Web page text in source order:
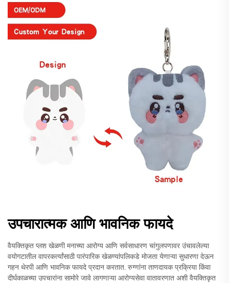
उपचारात्मक आणि भावनिक फायदे
वैयक्तिकृत प्लश खेळणी मनाच्या आरोग्य आणि सर्वसाधारण चांगुलपणावर उंचावलेल्या
वयोगटातील वापरकर्त्यांसाठी पारंपारिक खेळण्यांपलिकडे मोजता येणाऱ्या सुधारणा देऊन
गहन थेरपी आणि भावनिक फायदे प्रदान करतात. रुग्णांना ताणदायक प्रक्रिया किंवा
दीर्घकाळच्या उपचारांना सामोरे जावे लागणाऱ्या आरोग्यसेवा वातावरणात अशी वैयक्तिकृत